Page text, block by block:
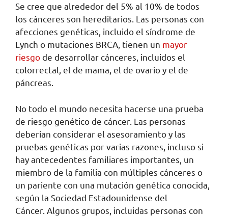
Se cree que alrededor del 5% al ​​10% de todos
los cánceres son hereditarios. Las personas con
afecciones genéticas, incluido el síndrome de
Lynch o mutaciones BRCA, tienen un mayor
riesgode desarrollar cánceres, incluidos el
colorrectal, el de mama, el de ovario y el de
páncreas.
No todo el mundo necesita hacerse una prueba
de riesgo genético de cáncer. Las personas
deberían considerar el asesoramiento y las
pruebas genéticas por varias razones, incluso si
hay antecedentes familiares importantes, un
miembro de la familia con múltiples cánceres o
un pariente con una mutación genética conocida,
según la Sociedad Estadounidense del
Cáncer. Algunos grupos, incluidas personas con